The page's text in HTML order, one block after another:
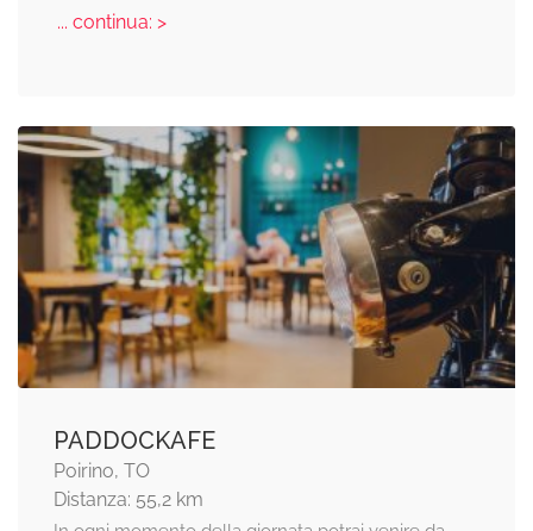
... continua: >
PADDOCKAFE
Poirino, TO
Distanza: 55,2 km